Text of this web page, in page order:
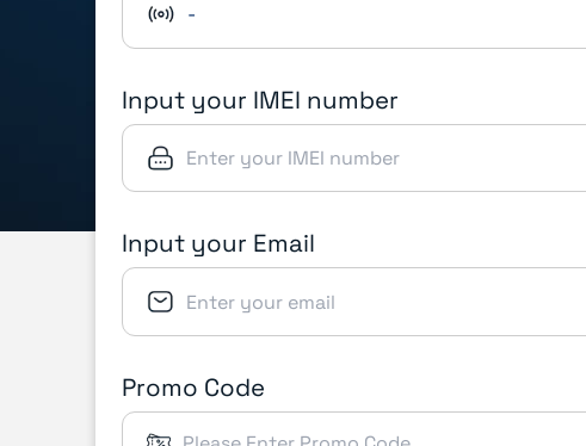
-
Input your IMEI number
Input your Email
Promo Code